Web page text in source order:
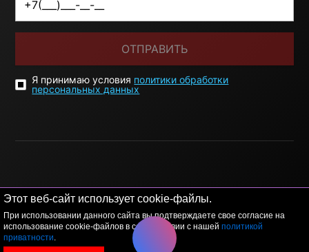
Этот веб-сайт использует cookie-файлы.
При использовании данного сайта вы подтверждаете свое согласие на
использование cookie-файлов в соответствии с нашей политикой
приватности.
ОТПРАВИТЬ
Я принимаю условия политики обработки
персональных данных
© 2026 LEVEL+7 495 1207767
Данный сайт носит исключительно информационный
характер, и ни при каких условиях, информационные